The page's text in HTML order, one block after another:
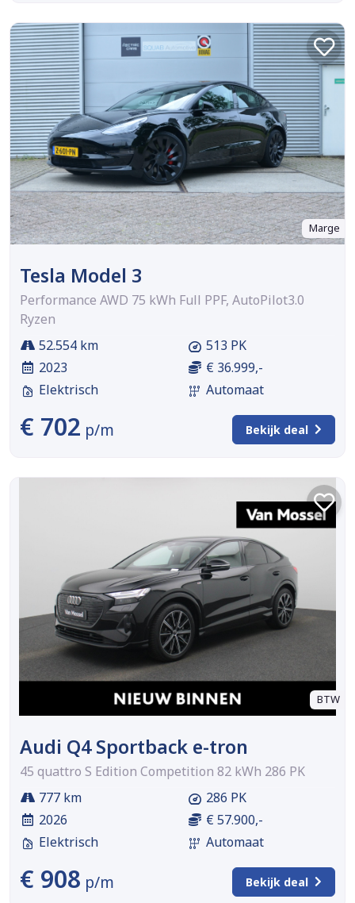
Marge
Tesla Model 3
Performance AWD 75 kWh Full PPF, AutoPilot3.0
Ryzen
52.554 km
2023
Elektrisch
513 PK
€ 36.999,-
Automaat
€ 702 p/m Bekijk deal
BTW
Audi Q4 Sportback e-tron
45 quattro S Edition Competition 82 kWh 286 PK
777 km
2026
Elektrisch
286 PK
€ 57.900,-
Automaat
€ 908 p/m Bekijk deal